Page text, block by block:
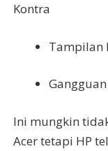
Kontra
Tampilan
Ini mungkin
Acer tetapi HP